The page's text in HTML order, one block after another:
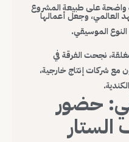
واضحة على طبيعة المشروع
العالمي، وجعل أعمالها
النوع الموسيقي.
نجحت الفرقة في
مع شركات إنتاج خارجية،
حضور